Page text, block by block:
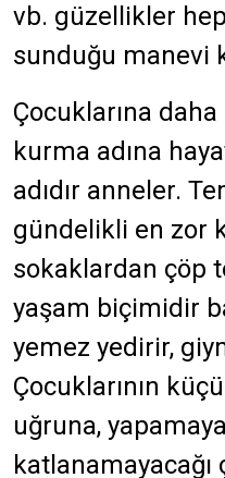
vb. güzellikler
sunduğu manevi
Çocuklarına
kurma adına
adıdır anneler.
gündelikli en zor
sokaklardan çöp
yaşam biçimidir
yemez yedirir,
Çocuklarının
uğruna,